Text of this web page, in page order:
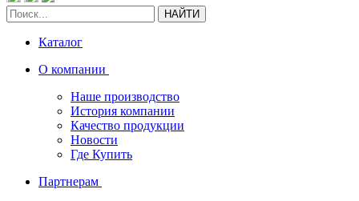
НАЙТИ
Каталог
О компании
Наше производство
История компании
Качество продукции
Новости
Где Купить
Партнерам